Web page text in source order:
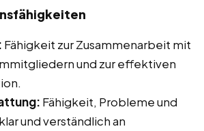
Fähigkeit zur Zusammenarbeit mit
und zur effektiven
Fähigkeit, Probleme und
und verständlich an